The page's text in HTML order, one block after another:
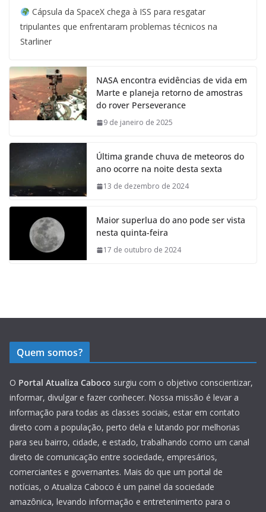
Cápsula da SpaceX chega à ISS para resgatar
tripulantes que enfrentaram problemas técnicos na
Starliner
NASA encontra evidências de vida em
Marte e planeja retorno de amostras
do rover Perseverance
9 de janeiro de 2025
Última grande chuva de meteoros do
ano ocorre na noite desta sexta
13 de dezembro de 2024
Maior superlua do ano pode ser vista
nesta quinta-feira
17 de outubro de 2024
Quem somos?
O Portal Atualiza Caboco surgiu com o objetivo conscientizar,
informar, divulgar e fazer conhecer. Nossa missão é levar a
informação para todas as classes sociais, estar em contato
direto com a população, perto dela e lutando por melhorias
para seu bairro, cidade, e estado, trabalhando como um canal
direto de comunicação entre sociedade, empresários,
comerciantes e governantes. Mais do que um portal de
notícias, o Atualiza Caboco é um painel da sociedade
amazônica, levando informação e entretenimento para o